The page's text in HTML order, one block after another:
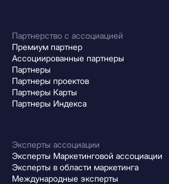
Партнерство с ассоциацией
Премиум партнер
Ассоциированные партнеры
Партнеры
Партнеры проектов
Партнеры Карты
Партнеры Индекса
Эксперты ассоциации
Эксперты Маркетинговой ассоциации
Эксперты в области маркетинга
Международные эксперты